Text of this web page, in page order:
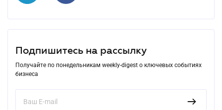
Подпишитесь на рассылку
Получайте по понедельникам weekly-digest о ключевых событиях
бизнеса